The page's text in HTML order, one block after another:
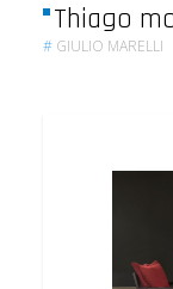
Thiago
# GIULIO MARELLI